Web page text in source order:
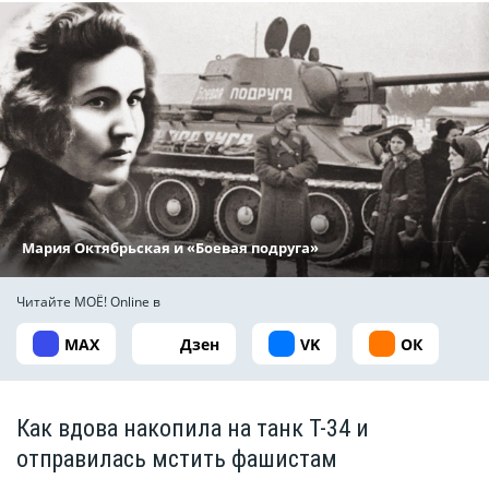
Мария Октябрьская и «Боевая подруга»
Читайте МОЁ! Online в
MAX Дзен VK ОК
Как вдова накопила на танк Т-34 и
отправилась мстить фашистам